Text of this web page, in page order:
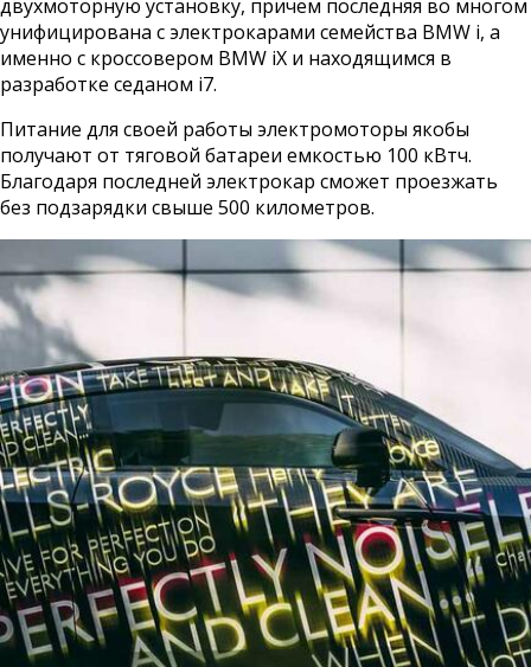
двухмоторную установку, причем последняя во многом
унифицирована с электрокарами семейства BMW i, а
именно с кроссовером BMW iX и находящимся в
разработке седаном i7.
Питание для своей работы электромоторы якобы
получают от тяговой батареи емкостью 100 кВтч.
Благодаря последней электрокар сможет проезжать
без подзарядки свыше 500 километров.